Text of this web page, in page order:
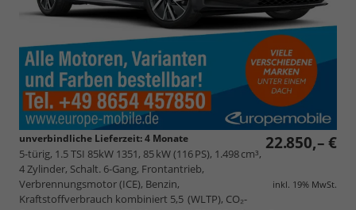
22.850,– €
inkl. 19% MwSt.
unverbindliche Lieferzeit:4 Monate
5-türig, 1.5 TSI 85kW 1351, 85 kW (116 PS), 1.498 cm³,
4 Zylinder, Schalt. 6-Gang, Frontantrieb,
Verbrennungsmotor (ICE), Benzin,
Kraftstoffverbrauch kombiniert 5,5 (WLTP), CO₂-